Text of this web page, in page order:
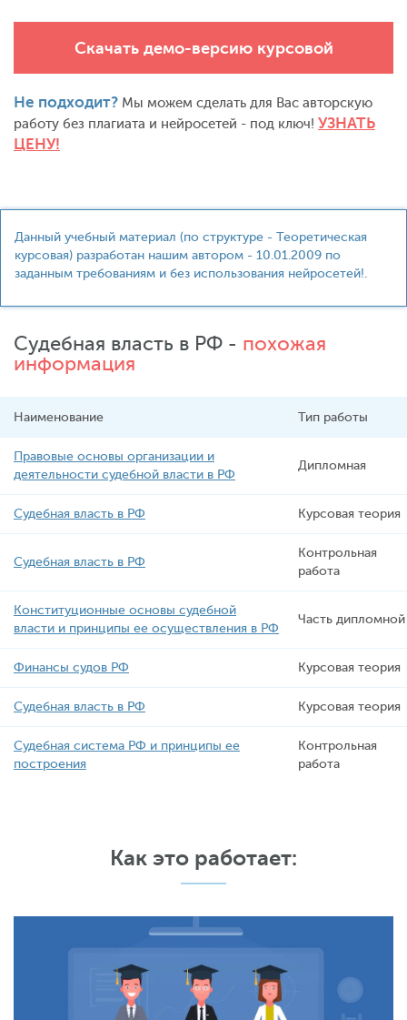
Скачать демо-версию курсовой
Не подходит? Мы можем сделать для Вас авторскую
работу без плагиата и нейросетей - под ключ! УЗНАТЬ
ЦЕНУ!
Данный учебный материал (по структуре - Теоретическая
курсовая) разработан нашим автором - 10.01.2009 по
заданным требованиям и без использования нейросетей!.
Судебная власть в РФ - похожая
информация
Наименование Тип работы
Правовые основы организации и
деятельности судебной власти в РФ
Дипломная
Судебная власть в РФ Курсовая теория
Судебная власть в РФ
Контрольная
работа
Конституционные основы судебной
власти и принципы ее осуществления в РФ
Часть дипломной
Финансы судов РФ Курсовая теория
Судебная власть в РФ Курсовая теория
Судебная система РФ и принципы ее
построения
Контрольная
работа
Как это работает: